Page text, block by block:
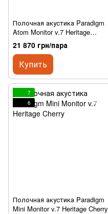
Полочная акустика Paradigm
Atom Monitor v.7 Heritage
Cherry
21 870 грн/пара
Купить
7
6
Полочная акустика Paradigm
Mini Monitor v.7 Heritage Cherry